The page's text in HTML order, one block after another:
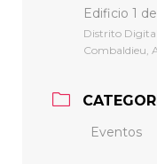
Edificio 1
Distrito
Combaldieu,
Eventos